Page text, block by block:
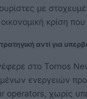
με
κρίση
αντί για
στο Tornos
ενεργειών
operators, χωρίς